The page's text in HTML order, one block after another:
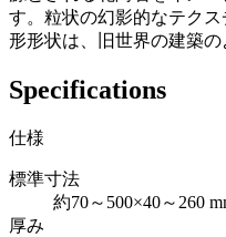
す。粒状の幻影的なテク
形形状は、旧世界の建築の
Specifications
仕様
標準寸法
約70～500×40～260
厚み